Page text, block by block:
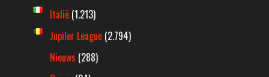
Italië (1.213)
Jupiler League (2.794)
Nieuws (288)